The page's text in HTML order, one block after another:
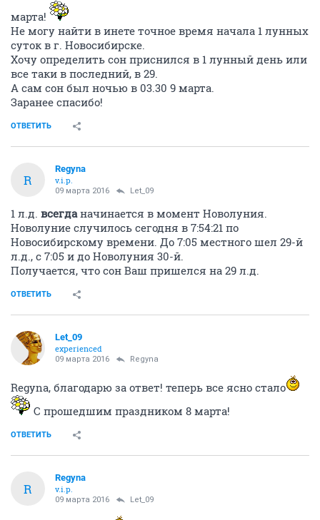
марта!
Не могу найти в инете точное время начала 1 лунных
суток в г. Новосибирске.
Хочу определить сон приснился в 1 лунный день или
все таки в последний, в 29.
А сам сон был ночью в 03.30 9 марта.
Заранее спасибо!
ОТВЕТИТЬ
R
Regуnа
v.i.p.
09 марта 2016 Let_09
1 л.д. всегданачинается в момент Новолуния.
Новолуние случилось сегодня в 7:54:21 по
Новосибирскому времени. До 7:05 местного шел 29-й
л.д., с 7:05 и до Новолуния 30-й.
Получается, что сон Ваш пришелся на 29 л.д.
ОТВЕТИТЬ
Let_09
experienced
09 марта 2016 Regуnа
Regуnа, благодарю за ответ! теперь все ясно стало
С прошедшим праздником 8 марта!
ОТВЕТИТЬ
R
Regуnа
v.i.p.
09 марта 2016 Let_09